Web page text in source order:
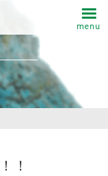
！